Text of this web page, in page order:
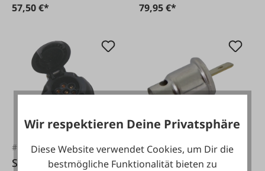
57,50 €* 79,95 €*
#FA10065
Steckdose PVC
#56671
Fassung BA9s
Wir respektieren Deine Privatsphäre
Diese Website verwendet Cookies, um Dir die
bestmögliche Funktionalität bieten zu